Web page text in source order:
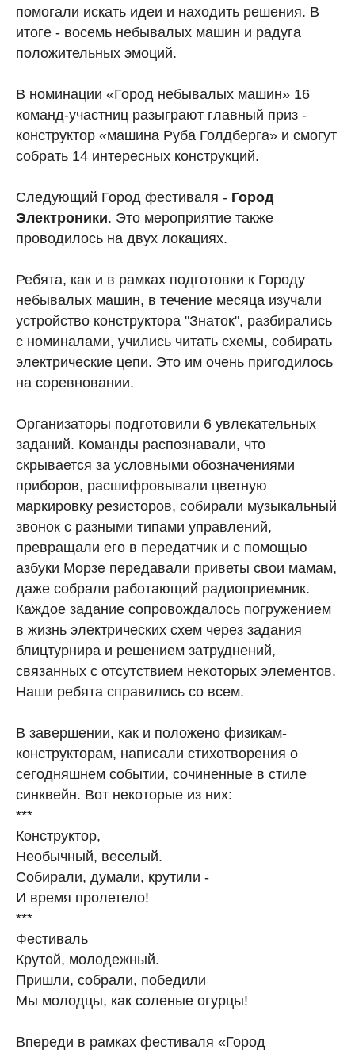
помогали искать идеи и находить решения. В
итоге - восемь небывалых машин и радуга
положительных эмоций.
В номинации «Город небывалых машин» 16
команд-участниц разыграют главный приз -
конструктор «машина Руба Голдберга» и смогут
собрать 14 интересных конструкций.
Следующий Город фестиваля - Город
Электроники. Это мероприятие также
проводилось на двух локациях.
Ребята, как и в рамках подготовки к Городу
небывалых машин, в течение месяца изучали
устройство конструктора "Знаток", разбирались
с номиналами, учились читать схемы, собирать
электрические цепи. Это им очень пригодилось
на соревновании.
Организаторы подготовили 6 увлекательных
заданий. Команды распознавали, что
скрывается за условными обозначениями
приборов, расшифровывали цветную
маркировку резисторов, собирали музыкальный
звонок с разными типами управлений,
превращали его в передатчик и с помощью
азбуки Морзе передавали приветы свои мамам,
даже собрали работающий радиоприемник.
Каждое задание сопровождалось погружением
в жизнь электрических схем через задания
блицтурнира и решением затруднений,
связанных с отсутствием некоторых элементов.
Наши ребята справились со всем.
В завершении, как и положено физикам-
конструкторам, написали стихотворения о
сегодняшнем событии, сочиненные в стиле
синквейн. Вот некоторые из них:
***
Конструктор,
Необычный, веселый.
Собирали, думали, крутили -
И время пролетело!
***
Фестиваль
Крутой, молодежный.
Пришли, собрали, победили
Мы молодцы, как соленые огурцы!
Впереди в рамках фестиваля «Город